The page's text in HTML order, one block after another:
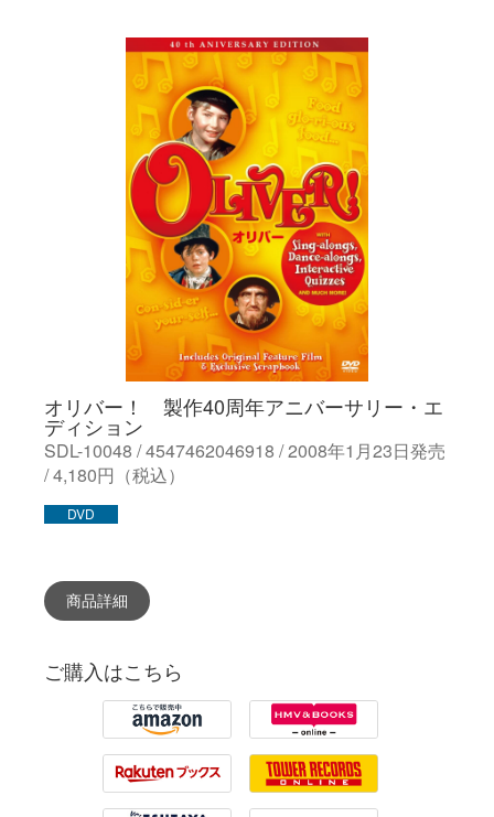
オリバー！ 製作40周年アニバーサリー・エ
ディション
SDL-10048 / 4547462046918 / 2008年1月23日発売
/ 4,180円（税込）
DVD
商品詳細
ご購入はこちら
Amazon HMV
Rakuten Tower Records